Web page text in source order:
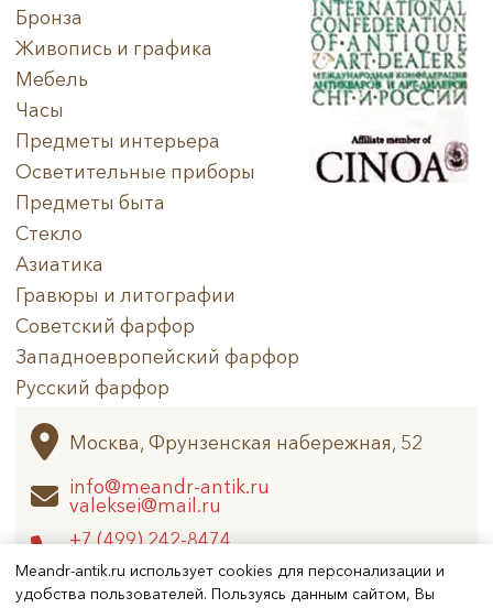
Meandr-antik.ru использует cookies для персонализации и
удобства пользователей. Пользуясь данным сайтом, Вы
Бронза
Живопись и графика
Мебель
Часы
Предметы интерьера
Осветительные приборы
Предметы быта
Стекло
Азиатика
Гравюры и литографии
Советский фарфор
Западноевропейский фарфор
Русский фарфор
Архив
Москва, Фрунзенская набережная, 52
info@meandr-antik.ru
valeksei@mail.ru
+7 (499) 242-8474
+7 (925) 506-6926